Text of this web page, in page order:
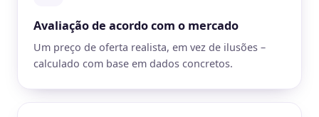
Avaliação de acordo com o mercado
Um preço de oferta realista, em vez de ilusões –
calculado com base em dados concretos.